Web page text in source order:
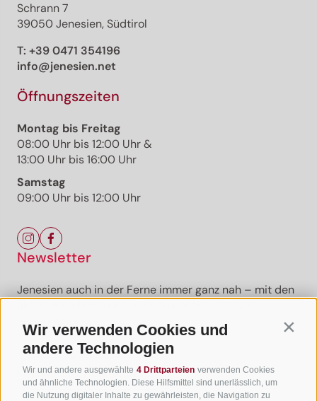
Wir verwenden Cookies und
andere Technologien
Wir und andere ausgewählte 4 Drittparteien verwenden Cookies
und ähnliche Technologien. Diese Hilfsmittel sind unerlässlich, um
die Nutzung digitaler Inhalte zu gewährleisten, die Navigation zu
Schrann 7
39050 Jenesien, Südtirol
T: +39 0471 354196
info@jenesien.net
Öffnungszeiten
Montag bis Freitag
08:00 Uhr bis 12:00 Uhr &
13:00 Uhr bis 16:00 Uhr
Samstag
09:00 Uhr bis 12:00 Uhr
Newsletter
Jenesien auch in der Ferne immer ganz nah – mit den
Ferienregion.
Newsletter anmelden